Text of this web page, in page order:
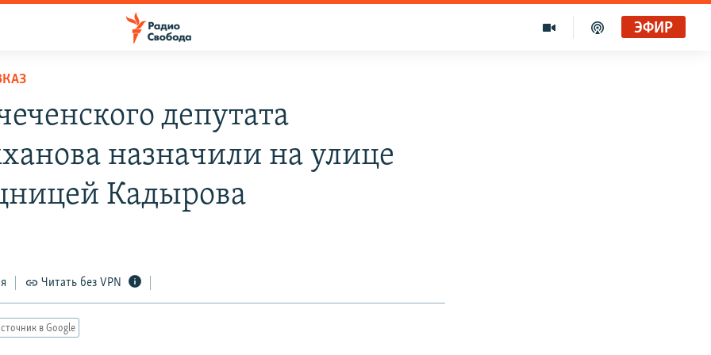
ЭФИР
депутата
назначили на улице
Кадырова
Читать без VPN
в Google